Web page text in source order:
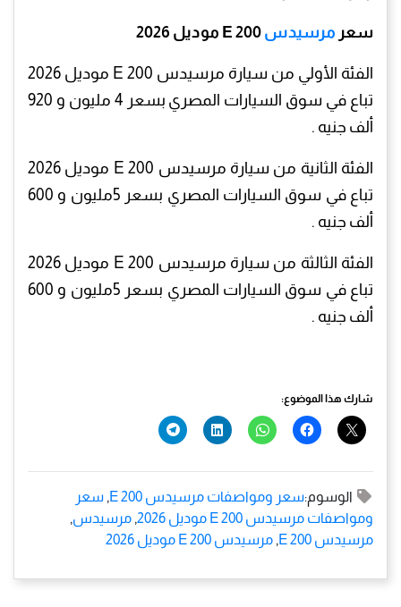
سعر مرسيدس
الفئة الأولي من سيارة مرسيدس E 200 موديل 2026
تباع في سوق السيارات المصري بسعر 4 مليون و 920
ألف جنيه .
الفئة الثانية من سيارة مرسيدس E 200 موديل 2026
تباع في سوق السيارات المصري بسعر 5مليون و 600
ألف جنيه .
الفئة الثالثة من سيارة مرسيدس E 200 موديل 2026
تباع في سوق السيارات المصري بسعر 5مليون و 600
ألف جنيه .
شارك هذا الموضوع:
الوسوم:سعر ومواصفات مرسيدس E 200 , سعر
ومواصفات مرسيدس E 200 موديل 2026
, مرسيدس,
مرسيدس E 200
, مرسيدس E 200 موديل 2026